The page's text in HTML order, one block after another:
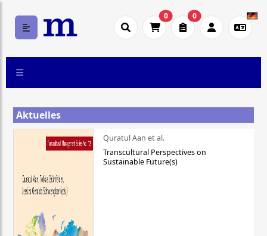
0 0
Aktuelles
Quratul Aan et al.
Transcultural Perspectives on
Sustainable Future(s)